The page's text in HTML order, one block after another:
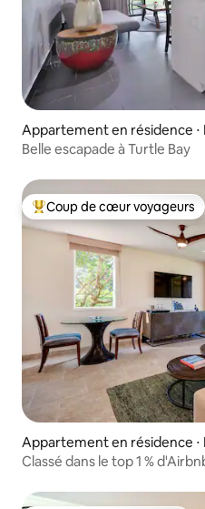
Appartement en résidence ⋅
Belle escapade à Turtle Bay
Coups de cœur voyageurs
Coup de cœur voyageurs
Appartement en résidence ⋅
Classé dans le top 1 %